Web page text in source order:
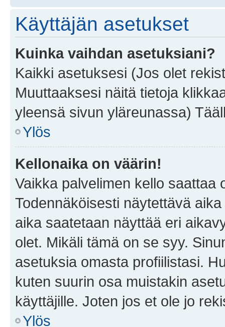
Käyttäjän asetukset
Kuinka vaihdan asetuksiani?
Kaikki asetuksesi (Jos olet
Muuttaaksesi näitä tietoja
yleensä sivun yläreunassa)
Ylös
Kellonaika on väärin!
Vaikka palvelimen kello saattaa
Todennäköisesti näytettävä
aika saatetaan näyttää eri
olet. Mikäli tämä on se syy.
asetuksia omasta profiilistasi.
kuten suurin osa muistakin
käyttäjille. Joten jos et ole jo
Ylös